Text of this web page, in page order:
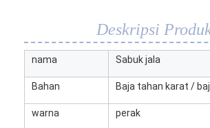
Deskripsi
nama Sabuk jala
Bahan Baja tahan karat /
warna perak